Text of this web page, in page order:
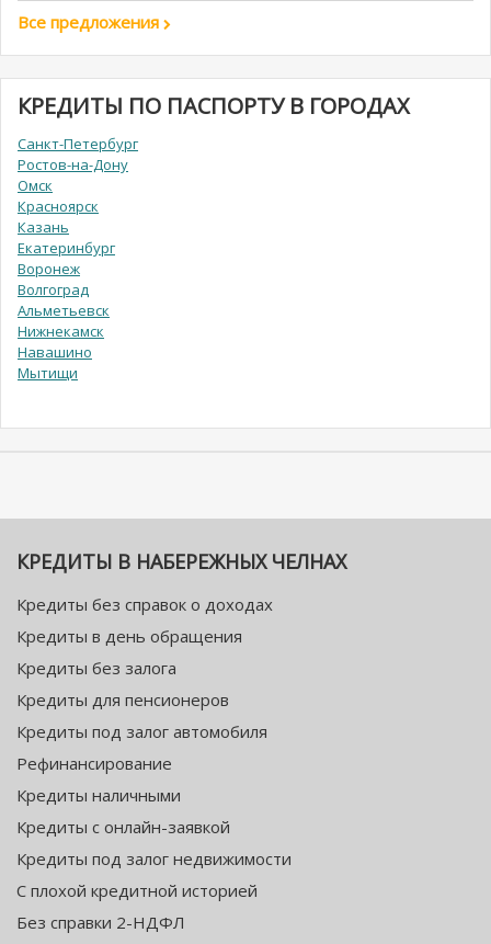
Все предложения
КРЕДИТЫ ПО ПАСПОРТУ В ГОРОДАХ
Санкт-Петербург
Ростов-на-Дону
Омск
Красноярск
Казань
Екатеринбург
Воронеж
Волгоград
Альметьевск
Нижнекамск
Навашино
Мытищи
КРЕДИТЫ В НАБЕРЕЖНЫХ ЧЕЛНАХ
Кредиты без справок о доходах
Кредиты в день обращения
Кредиты без залога
Кредиты для пенсионеров
Кредиты под залог автомобиля
Рефинансирование
Кредиты наличными
Кредиты с онлайн-заявкой
Кредиты под залог недвижимости
С плохой кредитной историей
Без справки 2-НДФЛ